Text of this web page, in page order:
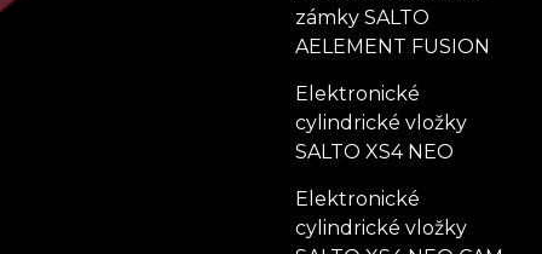
zámky SALTO
AELEMENT FUSION
Elektronické
cylindrické vložky
SALTO XS4 NEO
Elektronické
cylindrické vložky